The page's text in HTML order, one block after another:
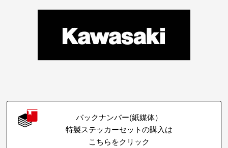
バックナンバー(紙媒体）
特製ステッカーセットの購入は
こちらをクリック